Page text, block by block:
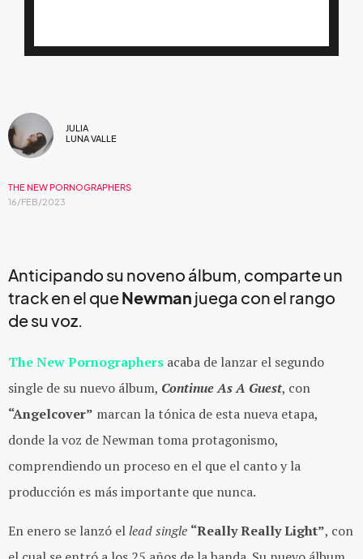
JULIA
LUNA VALLE
THE NEW PORNOGRAPHERS
16/FEB/2023
Anticipando su noveno álbum, comparte un
track en el queNewman juega con el rango
de su voz.
The New Pornographers acaba de lanzar el segundo
single de su nuevo álbum, Continue As A Guest, con
“Angelcover” marcan la tónica de esta nueva etapa,
donde la voz de Newman toma protagonismo,
comprendiendo un proceso en el que el canto y la
producción es más importante que nunca.
En enero se lanzó ellead single “Really Really Light”, con